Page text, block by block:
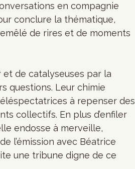
en compagnie
conclure la thématique,
de rires et de moments
de catalyseuses par la
questions. Leur chimie
à repenser des
collectifs. En plus d’enfiler
endosse à merveille,
l’émission avec Béatrice
une tribune digne de ce